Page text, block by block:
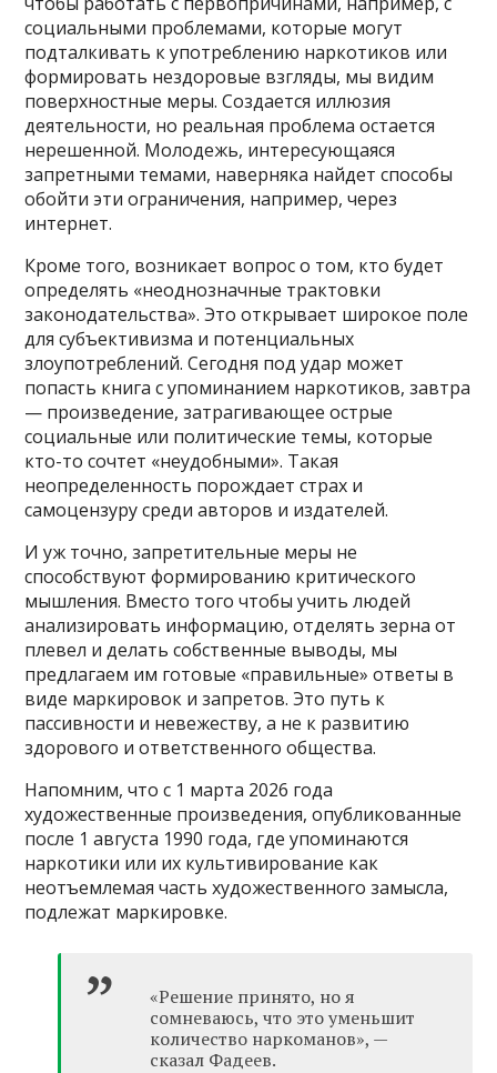
социальными проблемами, которые могут
подталкивать к употреблению наркотиков или
формировать нездоровые взгляды, мы видим
поверхностные меры. Создается иллюзия
деятельности, но реальная проблема остается
нерешенной. Молодежь, интересующаяся
запретными темами, наверняка найдет способы
обойти эти ограничения, например, через
интернет.
Кроме того, возникает вопрос о том, кто будет
определять «неоднозначные трактовки
законодательства». Это открывает широкое поле
для субъективизма и потенциальных
злоупотреблений. Сегодня под удар может
попасть книга с упоминанием наркотиков, завтра
— произведение, затрагивающее острые
социальные или политические темы, которые
кто-то сочтет «неудобными». Такая
неопределенность порождает страх и
самоцензуру среди авторов и издателей.
И уж точно, запретительные меры не
способствуют формированию критического
мышления. Вместо того чтобы учить людей
анализировать информацию, отделять зерна от
плевел и делать собственные выводы, мы
предлагаем им готовые «правильные» ответы в
виде маркировок и запретов. Это путь к
пассивности и невежеству, а не к развитию
здорового и ответственного общества.
Напомним, что с 1 марта 2026 года
художественные произведения, опубликованные
после 1 августа 1990 года, где упоминаются
наркотики или их культивирование как
неотъемлемая часть художественного замысла,
подлежат маркировке.
«Решение принято, но я
сомневаюсь, что это уменьшит
количество наркоманов», —
сказал Фадеев.